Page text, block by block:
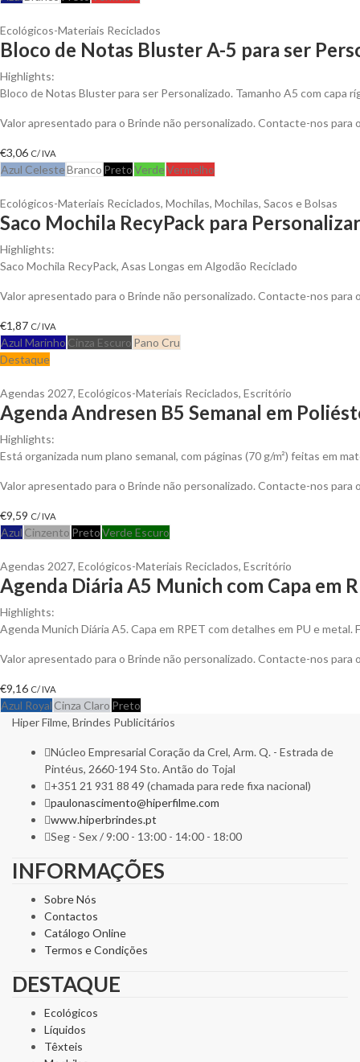
Ecológicos-Materiais Reciclados
Bloco de Notas Bluster A-5 para ser
Highlights:
Bloco de Notas Bluster para ser Personalizado. Tamanho A5 com capa
Valor apresentado para o Brinde não personalizado. Contacte-nos
€3,06 C/ IVA
Azul CelesteBranco PretoVerdeVermelho
Ecológicos-Materiais Reciclados, Mochilas, Mochilas, Sacos e Bolsas
Saco Mochila RecyPack para Personalizar
Highlights:
Saco Mochila RecyPack, Asas Longas em Algodão Reciclado
Valor apresentado para o Brinde não personalizado. Contacte-nos
€1,87 C/ IVA
Azul Marinho Cinza Escuro Pano Cru
Destaque
Agendas 2027, Ecológicos-Materiais Reciclados, Escritório
Agenda Andresen B5 Semanal em
Highlights:
Está organizada num plano semanal, com páginas (70 g/m²) feitas em
Valor apresentado para o Brinde não personalizado. Contacte-nos
€9,59 C/ IVA
Azul Cinzento PretoVerde Escuro
Agendas 2027, Ecológicos-Materiais Reciclados, Escritório
Agenda Diária A5 Munich com Capa em
Highlights:
Agenda Munich Diária A5. Capa em RPET com detalhes em PU e metal.
Valor apresentado para o Brinde não personalizado. Contacte-nos
€9,16 C/ IVA
Azul Royal Cinza Claro Preto
Hiper Filme, Brindes Publicitários
Núcleo Empresarial Coração da Crel, Arm. Q. - Estrada de
Pintéus, 2660-194 Sto. Antão do Tojal
+351 21 931 88 49 (chamada para rede fixa nacional)
paulonascimento@hiperfilme.com
www.hiperbrindes.pt
Seg - Sex / 9:00 - 13:00 - 14:00 - 18:00
INFORMAÇÕES
Sobre Nós
Contactos
Catálogo Online
Termos e Condições
DESTAQUE
Ecológicos
Líquidos
Têxteis